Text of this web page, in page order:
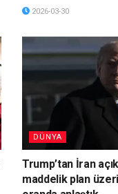
2026-03-30
DÜNYA
Trump’tan İran
maddelik plan